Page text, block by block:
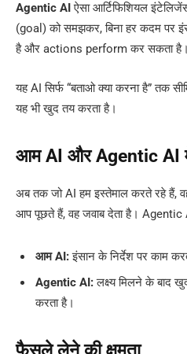
Agentic AI ऐसा आर्टिफिशियल
(goal) को समझकर, बिना हर कदम पर
है और actions perform कर सकता है।
यह AI सिर्फ “बताओ क्या करना है” तक
यह भी खुद तय करता है।
आम AI और Agentic AI
अब तक जो AI हम इस्तेमाल करते रहे हैं,
आप पूछते हैं, वह जवाब देता है।
आम AI:इंसान के निर्देश पर काम
Agentic AI:लक्ष्य मिलने के बाद
करता है।